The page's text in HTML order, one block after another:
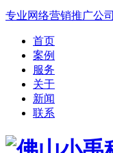
专业网络营销推广公司
首页
案例
服务
关于
新闻
联系